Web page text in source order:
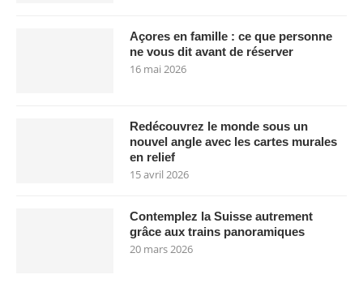
Açores en famille : ce que personne
ne vous dit avant de réserver
16 mai 2026
Redécouvrez le monde sous un
nouvel angle avec les cartes murales
en relief
15 avril 2026
Contemplez la Suisse autrement
grâce aux trains panoramiques
20 mars 2026